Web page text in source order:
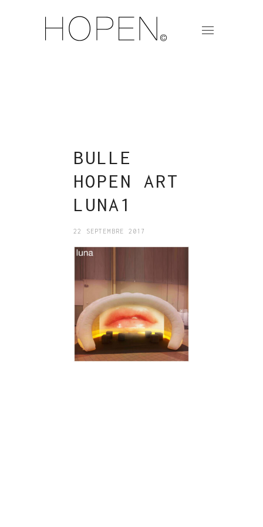
BULLE
HOPEN ART
LUNA1
22 SEPTEMBRE 2017